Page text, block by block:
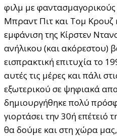
φιλμ με
Μπραντ Πιτ και Τομ Κρουζ
εμφάνιση της Κίρστεν
ανήλικου (και ακόρεστου)
εισπρακτική επιτυχία το
αυτές τις μέρες και πάλι
εξωτερικού σε ψηφιακά
δημιουργήθηκε πολύ
γιορτάσει την 30ή επέτειό
θα δούμε και στη χώρα μας,